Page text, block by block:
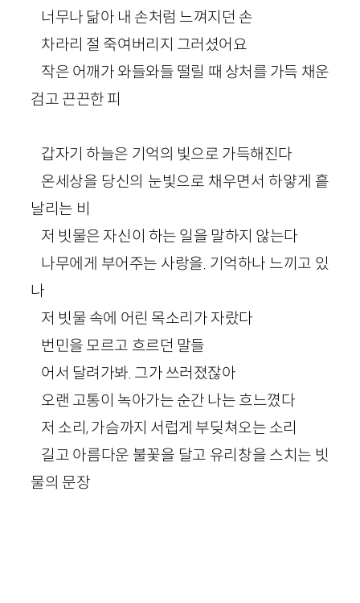
너무나 닮아 내 손처럼 느껴지던 손
차라리 절 죽여버리지 그러셨어요
작은 어깨가 와들와들 떨릴 때 상처를 가득 채운
검고 끈끈한 피
갑자기 하늘은 기억의 빛으로 가득해진다
온세상을 당신의 눈빛으로 채우면서 하얗게 흩
날리는 비
저 빗물은 자신이 하는 일을 말하지 않는다
나무에게 부어주는 사랑을. 기억하나 느끼고 있
나
저 빗물 속에 어린 목소리가 자랐다
번민을 모르고 흐르던 말들
어서 달려가봐. 그가 쓰러졌잖아
오랜 고통이 녹아가는 순간 나는 흐느꼈다
저 소리, 가슴까지 서럽게 부딪쳐오는 소리
길고 아름다운 불꽃을 달고 유리창을 스치는 빗
물의 문장